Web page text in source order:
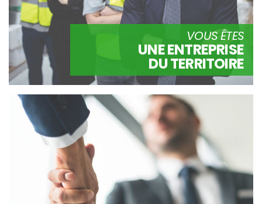
VOUS ÊTES
UNE ENTREPRISE
DU TERRITOIRE